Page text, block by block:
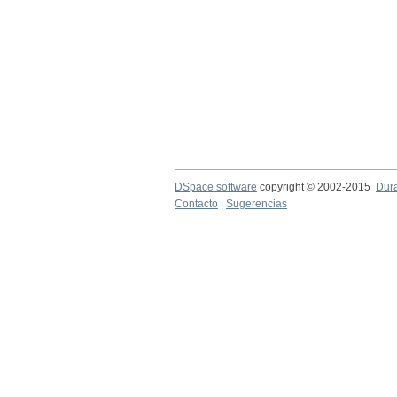
DSpace software copyright © 2002-2015
Contacto
Sugerencias